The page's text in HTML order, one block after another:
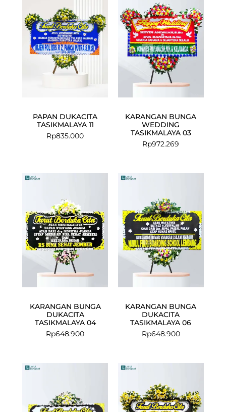
PAPAN DUKACITA
TASIKMALAYA 11
Rp835.000
KARANGAN BUNGA
WEDDING
TASIKMALAYA 03
Rp972.269
KARANGAN BUNGA
DUKACITA
TASIKMALAYA 04
Rp648.900
KARANGAN BUNGA
DUKACITA
TASIKMALAYA 06
Rp648.900